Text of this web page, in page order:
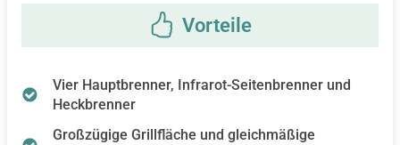
Vier Hauptbrenner, Infrarot-Seitenbrenner und
Heckbrenner
Großzügige Grillfläche und gleichmäßige